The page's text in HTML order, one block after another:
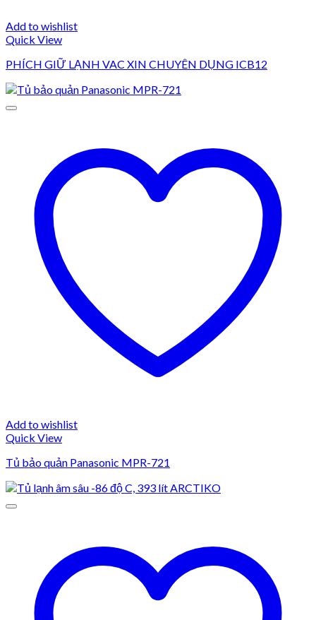
Add to wishlist
Quick View
PHÍCH GIỮ LẠNH VAC XIN CHUYÊN DỤNG ICB12
Add to wishlist
Quick View
Tủ bảo quản Panasonic MPR-721